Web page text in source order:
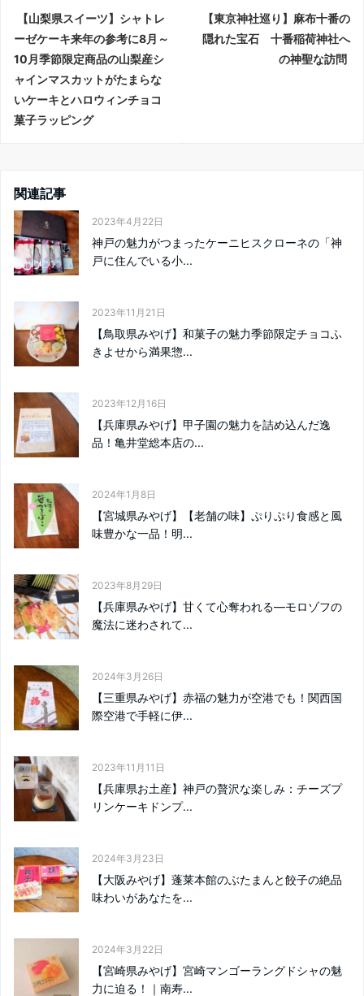
【山梨県スイーツ】シャトレ
ーゼケーキ来年の参考に8月～
10月季節限定商品の山梨産シ
ャインマスカットがたまらな
いケーキとハロウィンチョコ
菓子ラッピング
【東京神社巡り】麻布十番の
隠れた宝石 十番稲荷神社へ
の神聖な訪問
関連記事
2023年4月22日
神戸の魅力がつまったケーニヒスクローネの「神
戸に住んでいる小...
2023年11月21日
【鳥取県みやげ】和菓子の魅力季節限定チョコふ
きよせから満果惣...
2023年12月16日
【兵庫県みやげ】甲子園の魅力を詰め込んだ逸
品！亀井堂総本店の...
2024年1月8日
【宮城県みやげ】【老舗の味】ぷりぷり食感と風
味豊かな一品！明...
2023年8月29日
【兵庫県みやげ】甘くて心奪われる―モロゾフの
魔法に迷わされて...
2024年3月26日
【三重県みやげ】赤福の魅力が空港でも！関西国
際空港で手軽に伊...
2023年11月11日
【兵庫県お土産】神戸の贅沢な楽しみ：チーズプ
リンケーキドンプ...
2024年3月23日
【大阪みやげ】蓬莱本館のぶたまんと餃子の絶品
味わいがあなたを...
2024年3月22日
【宮崎県みやげ】宮崎マンゴーラングドシャの魅
力に迫る！｜南寿...